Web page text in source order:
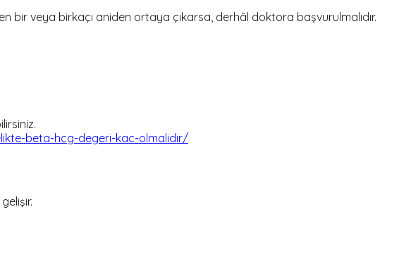
bir veya birkaçı aniden ortaya çıkarsa, derhâl doktora başvurulmalıdır.
beta-hcg-degeri-kac-olmalidir/